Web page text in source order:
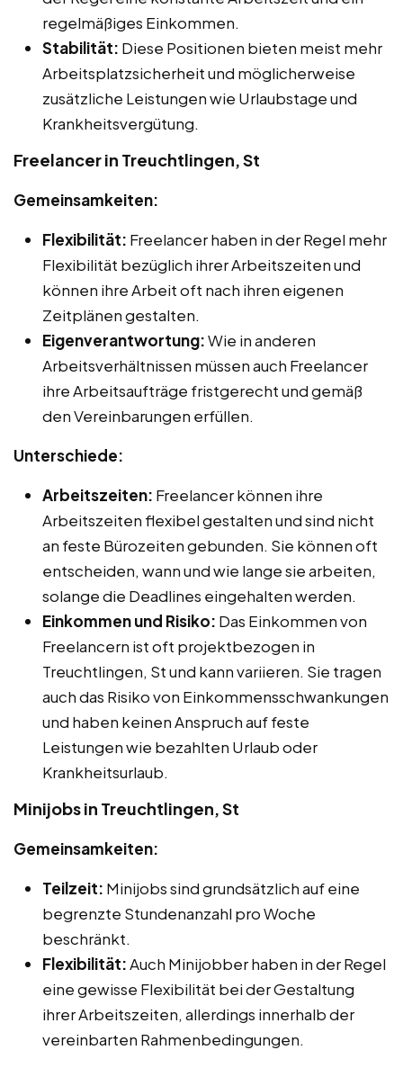
regelmäßiges Einkommen.
Stabilität: Diese Positionen bieten meist mehr
Arbeitsplatzsicherheit und möglicherweise
zusätzliche Leistungen wie Urlaubstage und
Krankheitsvergütung.
Freelancer in Treuchtlingen, St
Gemeinsamkeiten:
Flexibilität: Freelancer haben in der Regel mehr
Flexibilität bezüglich ihrer Arbeitszeiten und
können ihre Arbeit oft nach ihren eigenen
Zeitplänen gestalten.
Eigenverantwortung:Wie in anderen
Arbeitsverhältnissen müssen auch Freelancer
ihre Arbeitsaufträge fristgerecht und gemäß
den Vereinbarungen erfüllen.
Unterschiede:
Arbeitszeiten: Freelancer können ihre
Arbeitszeiten flexibel gestalten und sind nicht
an feste Bürozeiten gebunden. Sie können oft
entscheiden, wann und wie lange sie arbeiten,
solange die Deadlines eingehalten werden.
Einkommen und Risiko: Das Einkommen von
Freelancern ist oft projektbezogen in
Treuchtlingen, St und kann variieren. Sie tragen
auch das Risiko von Einkommensschwankungen
und haben keinen Anspruch auf feste
Leistungen wie bezahlten Urlaub oder
Krankheitsurlaub.
Minijobs in Treuchtlingen, St
Gemeinsamkeiten:
Teilzeit: Minijobs sind grundsätzlich auf eine
begrenzte Stundenanzahl pro Woche
beschränkt.
Flexibilität:Auch Minijobber haben in der Regel
eine gewisse Flexibilität bei der Gestaltung
ihrer Arbeitszeiten, allerdings innerhalb der
vereinbarten Rahmenbedingungen.